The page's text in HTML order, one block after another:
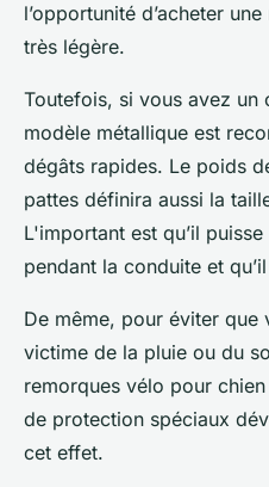
l’opportunité d’acheter
très légère.
Toutefois, si vous avez un
modèle métallique est
dégâts rapides. Le poids
pattes définira aussi la
L'important est qu’il
pendant la conduite et
De même, pour éviter que
victime de la pluie ou du
remorques vélo pour
de protection spéciaux
cet effet.